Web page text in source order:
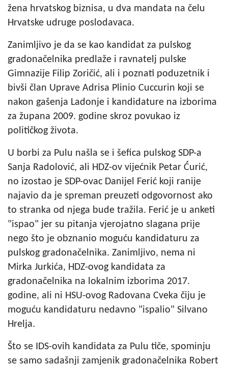
žena hrvatskog biznisa, u dva mandata na čelu
Hrvatske udruge poslodavaca.
Zanimljivo je da se kao kandidat za pulskog
gradonačelnika predlaže i ravnatelj pulske
Gimnazije Filip Zoričić, ali i poznati poduzetnik i
bivši član Uprave Adrisa Plinio Cuccurin koji se
nakon gašenja Ladonje i kandidature na izborima
za župana 2009. godine skroz povukao iz
političkog života.
U borbi za Pulu našla se i šefica pulskog SDP-a
Sanja Radolović, ali HDZ-ov vijećnik Petar Ćurić,
no izostao je SDP-ovac Danijel Ferić koji ranije
najavio da je spreman preuzeti odgovornost ako
to stranka od njega bude tražila. Ferić je u anketi
"ispao" jer su pitanja vjerojatno slagana prije
nego što je obznanio moguću kandidaturu za
pulskog gradonačelnika. Zanimljivo, nema ni
Mirka Jurkića, HDZ-ovog kandidata za
gradonačelnika na lokalnim izborima 2017.
godine, ali ni HSU-ovog Radovana Cveka čiju je
moguću kandidaturu nedavno "ispalio" Silvano
Hrelja.
Što se IDS-ovih kandidata za Pulu tiče, spominju
se samo sadašnji zamjenik gradonačelnika Robert